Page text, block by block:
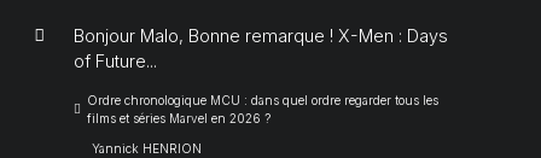
Bonjour Malo, Bonne remarque ! X-Men : Days
of Future...
Ordre chronologique MCU : dans quel ordre regarder tous les
films et séries Marvel en 2026 ?
Yannick HENRION